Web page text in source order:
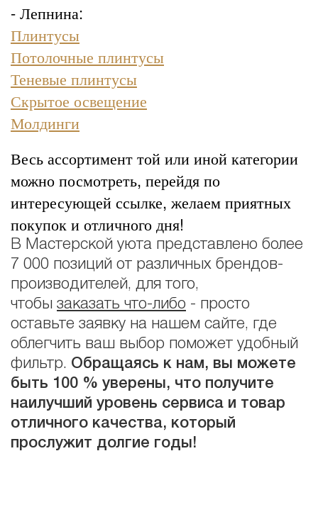
- Лепнина:
Плинтусы
Потолочные плинтусы
Теневые плинтусы
Скрытое освещение
Молдинги
Весь ассортимент той или иной категории
можно посмотреть, перейдя по
интересующей ссылке, желаем приятных
покупок и отличного дня!
В Мастерской уюта представлено более
7 000 позиций от различных брендов-
производителей, для того,
чтобы заказать что-либо - просто
оставьте заявку на нашем сайте, где
облегчить ваш выбор поможет удобный
фильтр. Обращаясь к нам, вы можете
быть 100 % уверены, что получите
наилучший уровень сервиса и товар
отличного качества, который
прослужит долгие годы!